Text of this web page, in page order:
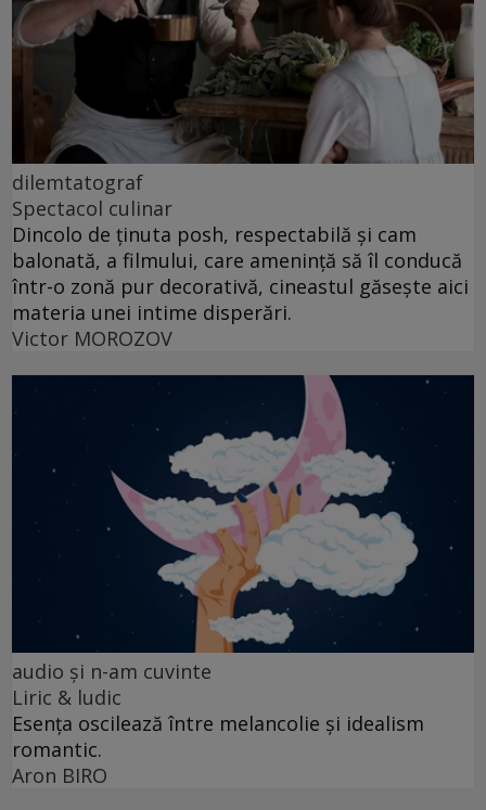
dilemtatograf
Spectacol culinar
Dincolo de ținuta posh, respectabilă și cam
balonată, a filmului, care amenință să îl conducă
într-o zonă pur decorativă, cineastul găsește aici
materia unei intime disperări.
Victor MOROZOV
audio şi n-am cuvinte
Liric & ludic
Esența oscilează între melancolie și idealism
romantic.
Aron BIRO